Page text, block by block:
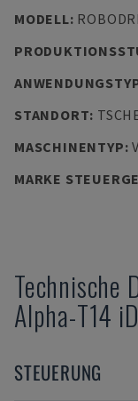
MODELL:
STANDORT:
MASCHINENTYP:
MARKE
Technische
Alpha-T14 iD
STEUERUNG